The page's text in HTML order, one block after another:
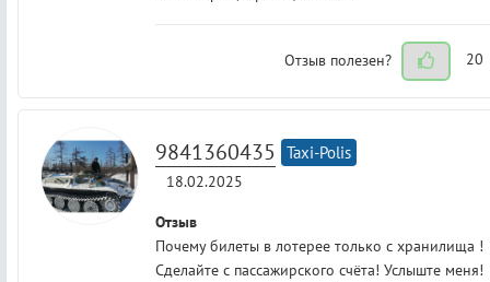
Отзыв полезен? 20
9841360435 Taxi-Polis
18.02.2025
Отзыв
Почему билеты в лотерее только с хранилища !
Сделайте с пассажирского счёта! Услыште меня!